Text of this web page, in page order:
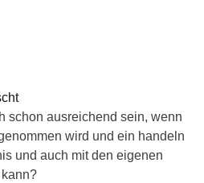
schon ausreichend sein, wenn
wird und ein handeln
und auch mit den eigenen